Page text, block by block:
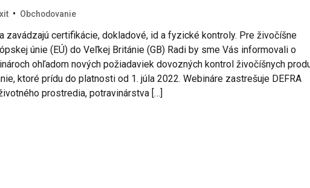
• Obchodovanie
zavádzajú certifikácie, dokladové, id a fyzické kontroly. Pre živočíšne
únie (EÚ) do Veľkej Británie (GB) Radi by sme Vás informovali o
ohľadom nových požiadaviek dovozných kontrol živočíšnych
ktoré prídu do platnosti od 1. júla 2022. Webináre zastrešuje DEFRA
prostredia, potravinárstva […]